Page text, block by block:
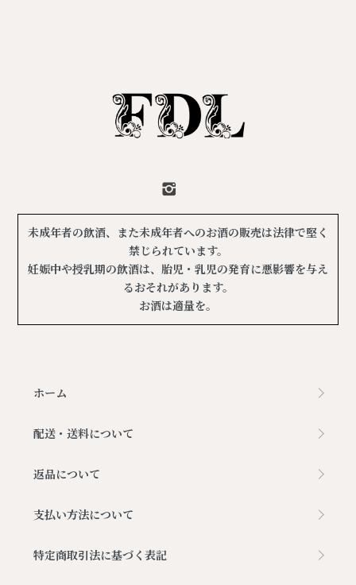
未成年者の飲酒、また未成年者へのお酒の販売は法律で堅く
禁じられています。
妊娠中や授乳期の飲酒は、胎児・乳児の発育に悪影響を与え
るおそれがあります。
お酒は適量を。
ホーム
配送・送料について
返品について
支払い方法について
特定商取引法に基づく表記